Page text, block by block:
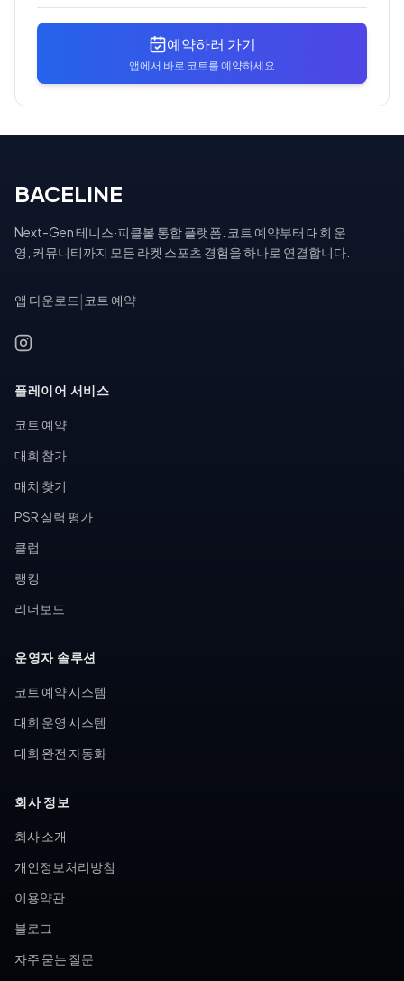
예약하러 가기
앱에서 바로 코트를 예약하세요
BACELINE
Next-Gen 테니스·피클볼 통합 플랫폼. 코트 예약부터 대회 운
영, 커뮤니티까지 모든 라켓 스포츠 경험을 하나로 연결합니다.
앱 다운로드 코트 예약
플레이어 서비스
코트 예약
대회 참가
매치 찾기
PSR 실력 평가
클럽
랭킹
리더보드
운영자 솔루션
코트 예약 시스템
대회 운영 시스템
대회 완전 자동화
회사 정보
회사 소개
개인정보처리방침
이용약관
블로그
자주 묻는 질문